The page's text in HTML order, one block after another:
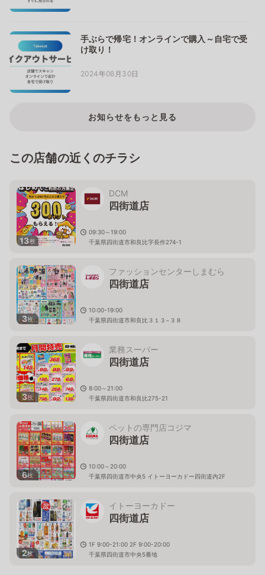
手ぶらで帰宅！オンラインで購入～自宅で受
け取り！
2024年08月30日
お知らせをもっと見る
この店舗の近くのチラシ
13枚
DCM
四街道店
09:30～19:00
千葉県四街道市和良比字長作274-1
3枚
ファッションセンターしまむら
四街道店
10:00-19:00
千葉県四街道市和良比３１３−３８
3枚
業務スーパー
四街道店
8:00～21:00
千葉県四街道市和良比275-21
6枚
ペットの専門店コジマ
四街道店
10:00～20:00
千葉県四街道市中央5 イトーヨーカドー四街道内2F
2枚
イトーヨーカドー
四街道店
1F 9:00-21:00 2F 9:00-20:00
千葉県四街道市中央5番地